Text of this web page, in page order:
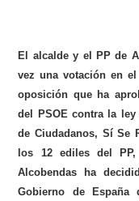
El alcalde y el PP de
vez una votación en
oposición que ha
del PSOE contra la
de Ciudadanos, Sí Se
los 12 ediles del
Alcobendas ha
Gobierno de España